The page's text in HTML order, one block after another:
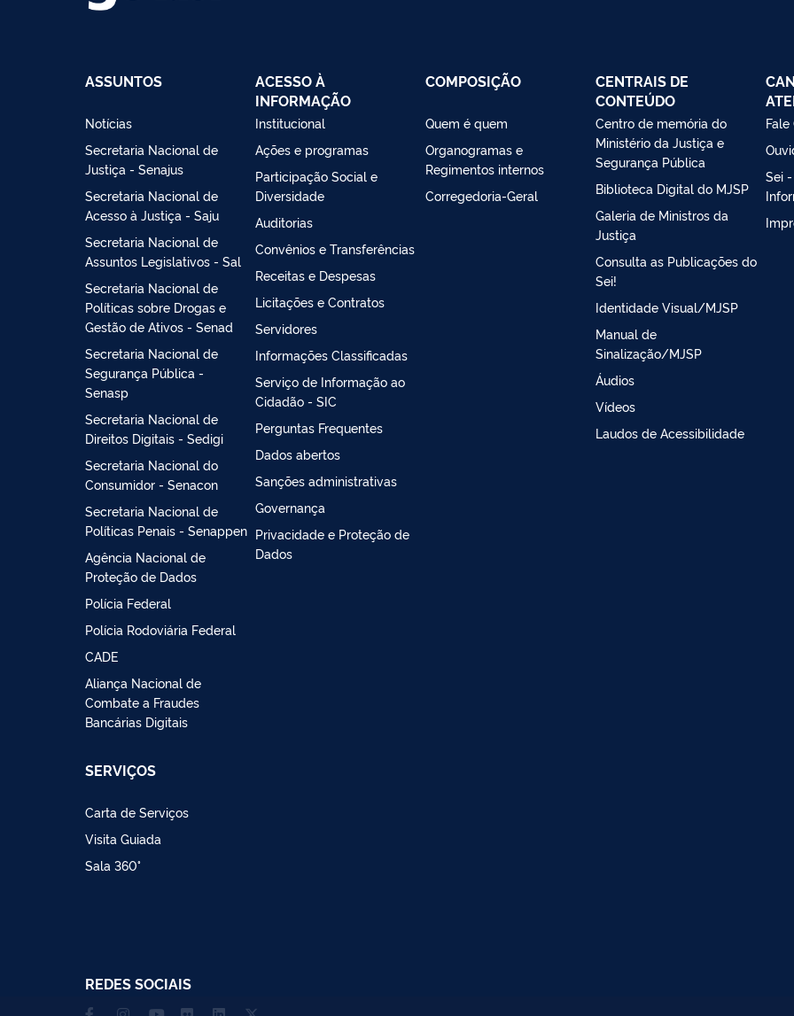
ASSUNTOS
Notícias
Secretaria Nacional de
Justiça - Senajus
Secretaria Nacional de
Acesso à Justiça - Saju
Secretaria Nacional de
Assuntos Legislativos - Sal
Secretaria Nacional de
Políticas sobre Drogas e
Gestão de Ativos - Senad
Secretaria Nacional de
Segurança Pública -
Senasp
Secretaria Nacional de
Direitos Digitais - Sedigi
Secretaria Nacional do
Consumidor - Senacon
Secretaria Nacional de
Políticas Penais - Senappen
Agência Nacional de
Proteção de Dados
Polícia Federal
Polícia Rodoviária Federal
CADE
Aliança Nacional de
Combate a Fraudes
Bancárias Digitais
ACESSO À
INFORMAÇÃO
Institucional
Ações e programas
Participação Social e
Diversidade
Auditorias
Convênios e Transferências
Receitas e Despesas
Licitações e Contratos
Servidores
Informações Classificadas
Serviço de Informação ao
Cidadão - SIC
Perguntas Frequentes
Dados abertos
Sanções administrativas
Governança
Privacidade e Proteção de
Dados
COMPOSIÇÃO
Quem é quem
Organogramas e
Regimentos internos
Corregedoria-Geral
CENTRAIS DE
CONTEÚDO
Centro de memória do
Ministério da Justiça e
Segurança Pública
Biblioteca Digital do MJSP
Galeria de Ministros da
Justiça
Consulta as Publicações do
Sei!
Identidade Visual/MJSP
Manual de
Sinalização/MJSP
Áudios
Vídeos
Laudos de Acessibilidade
Fale
Sei
SERVIÇOS
Carta de Serviços
Visita Guiada
Sala 360°
REDES SOCIAIS